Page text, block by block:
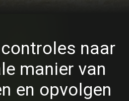
naar
manier van
en opvolgen